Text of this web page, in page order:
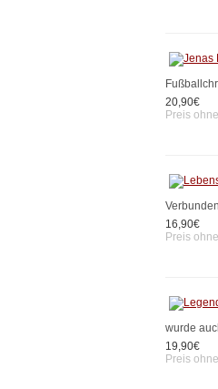
20,90€
Preis
16,90€
Preis
wurde
19,90€
Preis